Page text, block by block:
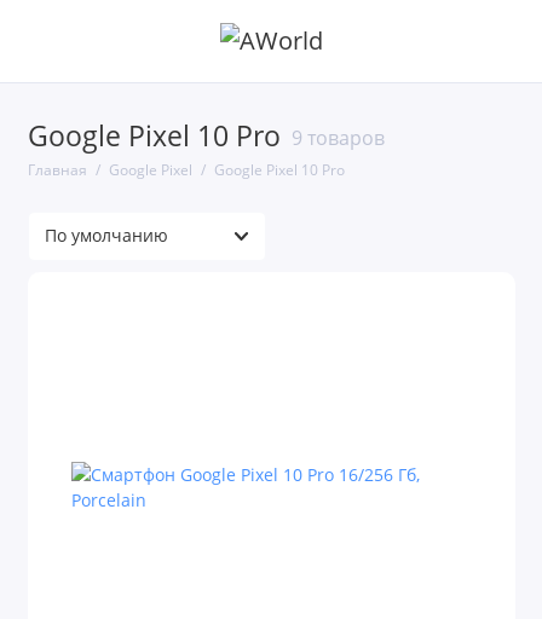
Google Pixel 10 Pro 9 товаров
Главная Google Pixel Google Pixel 10 Pro